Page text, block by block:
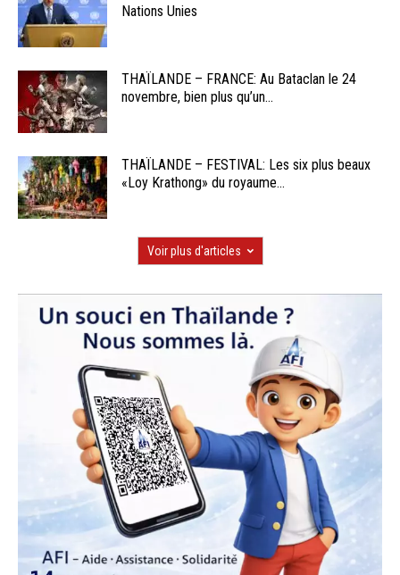
Nations Unies
THAÏLANDE – FRANCE: Au Bataclan le 24
novembre, bien plus qu’un...
THAÏLANDE – FESTIVAL: Les six plus beaux
«Loy Krathong» du royaume...
Voir plus d'articles